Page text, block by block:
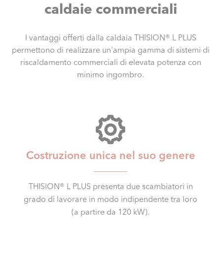
caldaie commerciali
I vantaggi offerti dalla caldaia THISION® L PLUS
permettono di realizzare un'ampia gamma di sistemi di
riscaldamento commerciali di elevata potenza con
minimo ingombro.
Costruzione unica nel suo genere
THISION® L PLUS presenta due scambiatori in
grado di lavorare in modo indipendente tra loro
(a partire da 120 kW).